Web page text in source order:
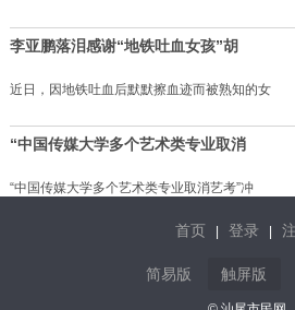
李亚鹏落泪感谢“地铁吐血女孩”胡
近日，因地铁吐血后默默擦血迹而被熟知的女
“中国传媒大学多个艺术类专业取消
“中国传媒大学多个艺术类专业取消艺考”冲
笔试第一称被第二名花钱劝弃考，广
笔试第一称被第二名花钱劝弃考，广东雷州通
首页 登录
简易版 触屏版